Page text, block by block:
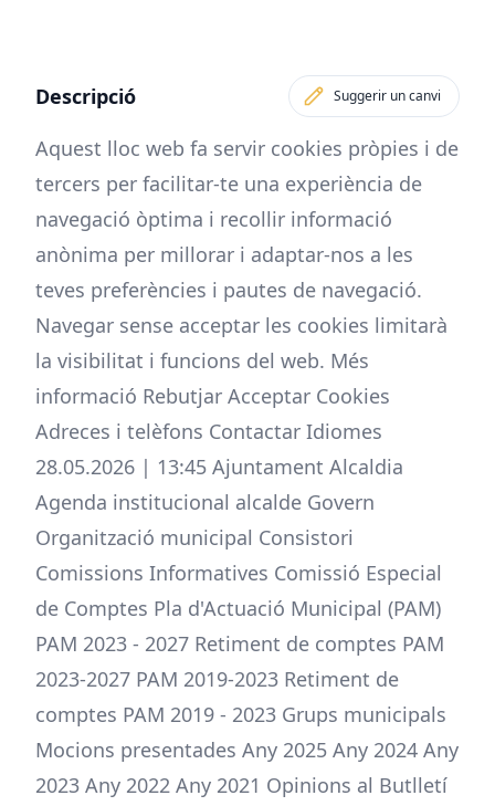
Descripció Suggerir un canvi
Aquest lloc web fa servir cookies pròpies i de
tercers per facilitar-te una experiència de
navegació òptima i recollir informació
anònima per millorar i adaptar-nos a les
teves preferències i pautes de navegació.
Navegar sense acceptar les cookies limitarà
la visibilitat i funcions del web. Més
informació Rebutjar Acceptar Cookies
Adreces i telèfons Contactar Idiomes
28.05.2026 | 13:45 Ajuntament Alcaldia
Agenda institucional alcalde Govern
Organització municipal Consistori
Comissions Informatives Comissió Especial
de Comptes Pla d'Actuació Municipal (PAM)
PAM 2023 - 2027 Retiment de comptes PAM
2023-2027 PAM 2019-2023 Retiment de
comptes PAM 2019 - 2023 Grups municipals
Mocions presentades Any 2025 Any 2024 Any
2023 Any 2022 Any 2021 Opinions al Butlletí